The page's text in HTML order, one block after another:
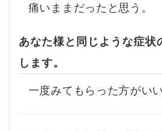
痛いままだったと思う。
あなた様と同じような症状
します。
一度みてもらった方がい